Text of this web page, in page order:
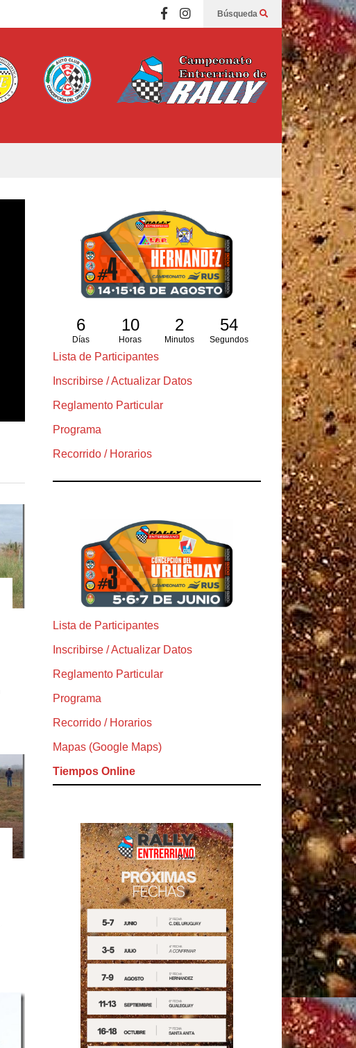
Búsqueda
6
Días
10
Horas
2
Minutos
53
Segundos
Lista de Participantes
Inscribirse / Actualizar Datos
Reglamento Particular
Programa
Recorrido / Horarios
Lista de Participantes
Inscribirse / Actualizar Datos
Reglamento Particular
Programa
Recorrido / Horarios
Mapas (Google Maps)
Tiempos Online